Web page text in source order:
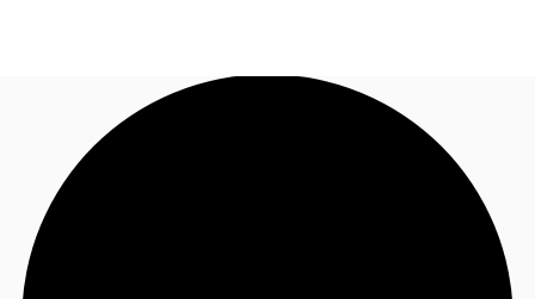
Sobre a JLL
Receba Nossa Newsletter
Ligue agora